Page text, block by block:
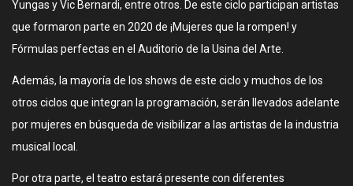
Yungas y Vic Bernardi, entre otros. De este ciclo participan artistas
que formaron parte en 2020 de ¡Mujeres que la rompen! y
Fórmulas perfectas en el Auditorio de la Usina del Arte.
Además, la mayoría de los shows de este ciclo y muchos de los
otros ciclos que integran la programación, serán llevados adelante
por mujeres en búsqueda de visibilizar a las artistas de la industria
musical local.
Por otra parte, el teatro estará presente con diferentes